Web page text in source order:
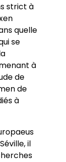
strict à
quelle
se
à
de
de
à
il